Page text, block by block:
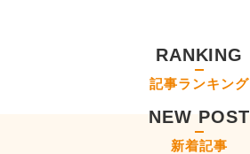
RANKING
記事ランキング
NEW POST
新着記事